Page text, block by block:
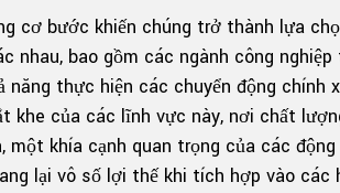
cơ bước khiến chúng trở thành lựa
nhau, bao gồm các ngành công
thực hiện các chuyển động chính
khe của các lĩnh vực này, nơi chất
một khía cạnh quan trọng của các
lại vô số lợi thế khi tích hợp vào các